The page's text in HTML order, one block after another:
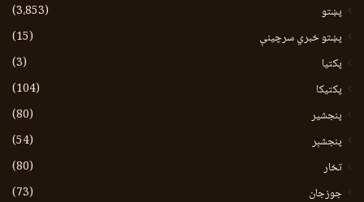
پښتو
(3،853)
پښتو خبري سرچينې
(15)
پکتيا
(3)
پکتیکا
(104)
پنجشیر
(80)
پنجشېر
(54)
تخار
(80)
جوزجان
(73)